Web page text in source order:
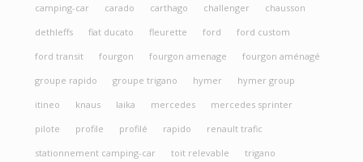
camping-car
carado carthago challenger
chausson
dethleffs
fiat ducato fleurette ford
ford custom
ford transit
fourgon fourgon amenage
fourgon aménagé
groupe rapido
groupe trigano hymer
hymer group
itineo
knaus laika mercedes
mercedes sprinter
pilote
profile profilé rapido
renault trafic
stationnement camping-car
toit relevable
trigano